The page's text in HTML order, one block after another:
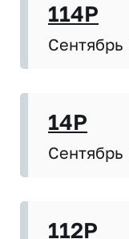
114P
Сентябрь
14P
Сентябрь
112P